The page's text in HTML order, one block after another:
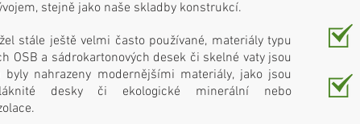
stejně jako naše skladby konstrukcí.
stále ještě velmi často používané, materiály typu
OSB a sádrokartonových desek či skelné vaty jsou
nahrazeny modernějšími materiály, jako jsou
desky či ekologické minerální nebo